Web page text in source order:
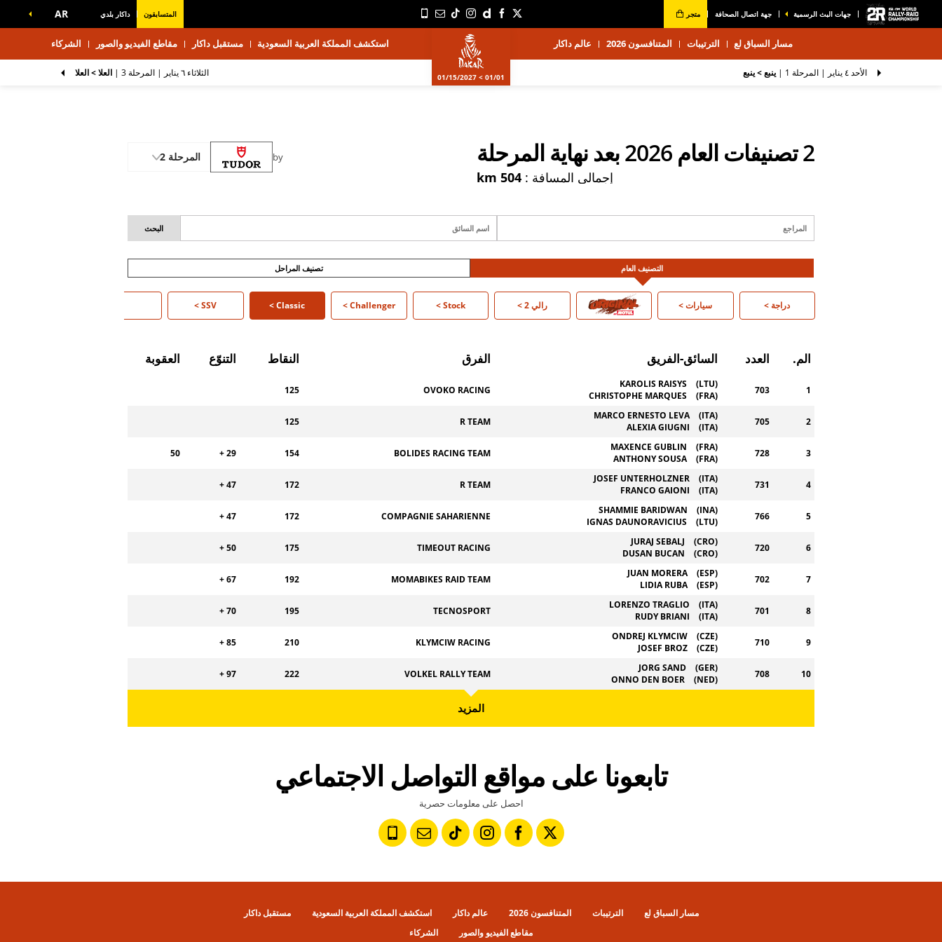
جهات البث الرسمية جهة اتصال الصحافة متجر المتسابقون داكار بلدي AR
مسار السباق لع الترتيبات المتنافسون 2026 عالم داكار
01/01 > 01/15/2027
استكشف المملكة العربية السعودية مستقبل داكار مقاطع الفيديو والصور الشركاء
الأحد ٤ يناير | المرحلة 1 | ينبع > ينبع الثلاثاء ٦ يناير | المرحلة 3 | العلا > العلا
2 تصنيفات العام 2026 بعد نهاية المرحلة
إجمالي المسافة : 504 km
by المرحلة 2
التصنيف العام تصنيف المراحل
دراجة >
دراجة سيارات >
سيارات O > رالي 2 >
Stock
>
Challenger
>
Classic >
Classic
SSV
>
الم. العدد السائق-الفريق الفرق النقاط التنوّع العقوبة
1
703
(LTU)
KAROLIS RAISYS
(FRA)
CHRISTOPHE MARQUES
OVOKO RACING
125
2
705
(ITA)
MARCO ERNESTO LEVA
(ITA)
ALEXIA GIUGNI
R TEAM
125
3
728
(FRA)
MAXENCE GUBLIN
(FRA)
ANTHONY SOUSA
BOLIDES RACING TEAM
154
+ 29
50
4
731
(ITA)
JOSEF UNTERHOLZNER
(ITA)
FRANCO GAIONI
R TEAM
172
+ 47
5
766
(INA)
SHAMMIE BARIDWAN
(LTU)
IGNAS DAUNORAVICIUS
COMPAGNIE SAHARIENNE
172
+ 47
6
720
(CRO)
JURAJ SEBALJ
(CRO)
DUSAN BUCAN
TIMEOUT RACING
175
+ 50
7
702
(ESP)
JUAN MORERA
(ESP)
LIDIA RUBA
MOMABIKES RAID TEAM
192
+ 67
8
701
(ITA)
LORENZO TRAGLIO
(ITA)
RUDY BRIANI
TECNOSPORT
195
+ 70
9
710
(CZE)
ONDREJ KLYMCIW
(CZE)
JOSEF BROZ
KLYMCIW RACING
210
+ 85
10
708
(GER)
JORG SAND
(NED)
ONNO DEN BOER
VOLKEL RALLY TEAM
222
+ 97
المزيد
تابعونا على مواقع التواصل الاجتماعي
احصل على معلومات حصرية
مسار السباق لع الترتيبات المتنافسون 2026 عالم داكار استكشف المملكة العربية السعودية
مستقبل داكار
مقاطع الفيديو والصور
الشركاء